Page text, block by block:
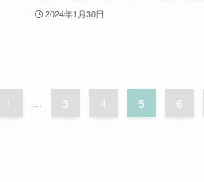
2024年1月30日
1 ... 3 4 5 6